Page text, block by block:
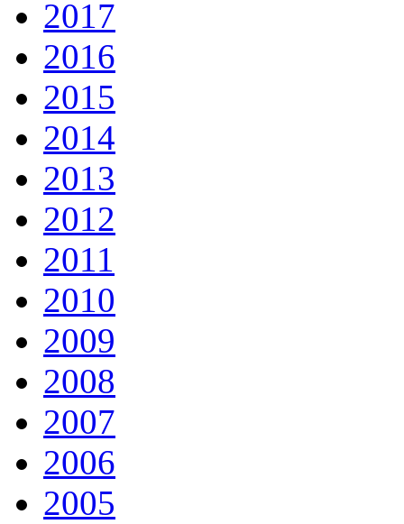
2017
2016
2015
2014
2013
2012
2011
2010
2009
2008
2007
2006
2005